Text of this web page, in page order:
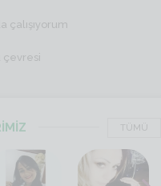
çalışıyorum
çevresi
TÜMÜ